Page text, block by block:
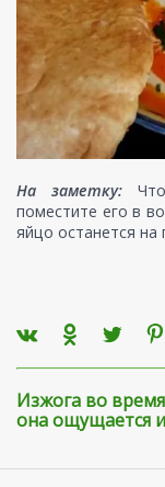
На заметку:
поместите его в
яйцо останется на
Изжога во
она ощущается